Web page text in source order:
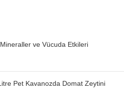
ve Vücuda Etkileri
Pet Kavanozda Domat Zeytini